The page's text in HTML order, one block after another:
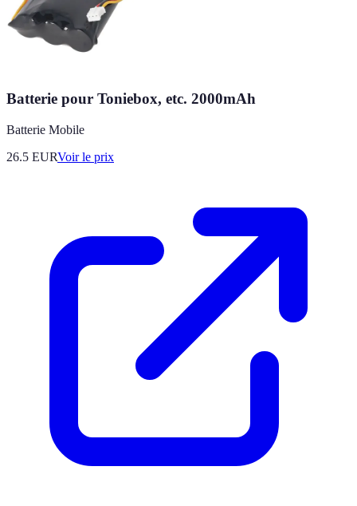
Batterie pour Toniebox, etc. 2000mAh
Batterie Mobile
26.5 EURVoir le prix